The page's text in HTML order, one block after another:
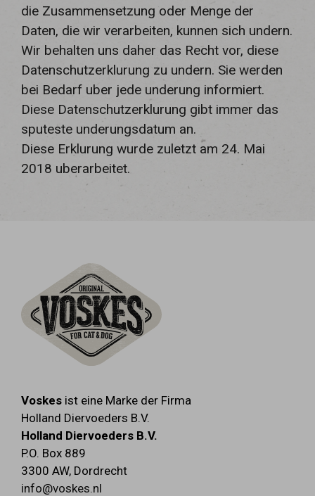
die Zusammensetzung oder Menge der
Daten, die wir verarbeiten, kunnen sich undern.
Wir behalten uns daher das Recht vor, diese
Datenschutzerklurung zu undern. Sie werden
bei Bedarf uber jede underung informiert.
Diese Datenschutzerklurung gibt immer das
sputeste underungsdatum an.
Diese Erklurung wurde zuletzt am 24. Mai
2018 uberarbeitet.
Voskes ist eine Marke der Firma
Holland Diervoeders B.V.
Holland Diervoeders B.V.
P.O. Box 889
3300 AW, Dordrecht
info@voskes.nl